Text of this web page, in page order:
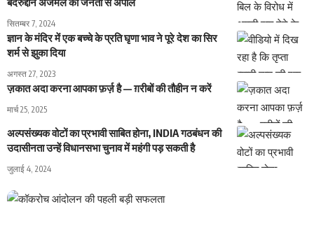
सितम्बर 7, 2024
ज्ञान के मंदिर में एक बच्चे के प्रति घृणा भाव ने पूरे देश का सिर
शर्म से झुका दिया
अगस्त 27, 2023
ज़कात अदा करना आपका फ़र्ज़ है — ग़रीबों की तौहीन न करें
मार्च 25, 2025
अल्पसंख्यक वोटों का प्रभावी साबित होना, INDIA गठबंधन की
उदासीनता उन्हें विधानसभा चुनाव में महंगी पड़ सकती है
जुलाई 4, 2024